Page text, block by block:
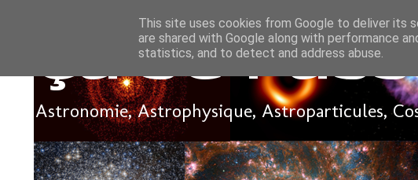
Ça se
Astronomie, Astrophysique, Astroparticules,
This site uses cookies from Google to deliver its
are shared with Google along with performance
statistics, and to detect and address abuse.